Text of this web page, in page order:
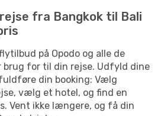
fra Bangkok til Bali
på Opodo og alle de
brug for til din rejse. Udfyld dine
din booking: Vælg
vælg et hotel, og find en
Vent ikke længere, og få din